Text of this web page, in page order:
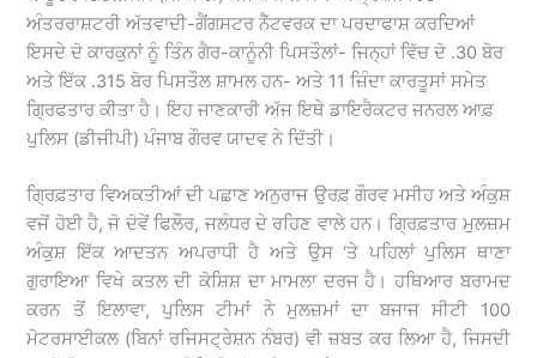
ਅੰਤਰਰਾਸ਼ਟਰੀ ਅੱਤਵਾਦੀ-ਗੈਂਗਸਟਰ ਨੈੱਟਵਰਕ ਦਾ ਪਰਦਾਫਾਸ਼ ਕਰਦਿਆਂ
ਇਸਦੇ ਦੋ ਕਾਰਕੁਨਾਂ ਨੂੰ ਤਿੰਨ ਗੈਰ-ਕਾਨੂੰਨੀ ਪਿਸਤੌਲਾਂ- ਜਿਨ੍ਹਾਂ ਵਿੱਚ ਦੋ .30 ਬੋਰ
ਅਤੇ ਇੱਕ .315 ਬੋਰ ਪਿਸਤੌਲ ਸ਼ਾਮਲ ਹਨ- ਅਤੇ 11 ਜ਼ਿੰਦਾ ਕਾਰਤੂਸਾਂ ਸਮੇਤ
ਗ੍ਰਿਫਤਾਰ ਕੀਤਾ ਹੈ। ਇਹ ਜਾਣਕਾਰੀ ਅੱਜ ਇਥੇ ਡਾਇਰੈਕਟਰ ਜਨਰਲ ਆਫ਼
ਪੁਲਿਸ (ਡੀਜੀਪੀ) ਪੰਜਾਬ ਗੌਰਵ ਯਾਦਵ ਨੇ ਦਿੱਤੀ।
ਗ੍ਰਿਫ਼ਤਾਰ ਵਿਅਕਤੀਆਂ ਦੀ ਪਛਾਣ ਅਨੁਰਾਜ ਉਰਫ਼ ਗੌਰਵ ਮਸੀਹ ਅਤੇ ਅੰਕੁਸ਼
ਵਜੋਂ ਹੋਈ ਹੈ, ਜੋ ਦੋਵੇਂ ਫਿਲੌਰ, ਜਲੰਧਰ ਦੇ ਰਹਿਣ ਵਾਲੇ ਹਨ। ਗ੍ਰਿਫ਼ਤਾਰ ਮੁਲਜ਼ਮ
ਅੰਕੁਸ਼ ਇੱਕ ਆਦਤਨ ਅਪਰਾਧੀ ਹੈ ਅਤੇ ਉਸ ‘ਤੇ ਪਹਿਲਾਂ ਪੁਲਿਸ ਥਾਣਾ
ਗੁਰਾਇਆ ਵਿਖੇ ਕਤਲ ਦੀ ਕੋਸ਼ਿਸ਼ ਦਾ ਮਾਮਲਾ ਦਰਜ ਹੈ। ਹਥਿਆਰ ਬਰਾਮਦ
ਕਰਨ ਤੋਂ ਇਲਾਵਾ, ਪੁਲਿਸ ਟੀਮਾਂ ਨੇ ਮੁਲਜ਼ਮਾਂ ਦਾ ਬਜਾਜ ਸੀਟੀ 100
ਮੋਟਰਸਾਈਕਲ (ਬਿਨਾਂ ਰਜਿਸਟ੍ਰੇਸ਼ਨ ਨੰਬਰ) ਵੀ ਜ਼ਬਤ ਕਰ ਲਿਆ ਹੈ, ਜਿਸਦੀ